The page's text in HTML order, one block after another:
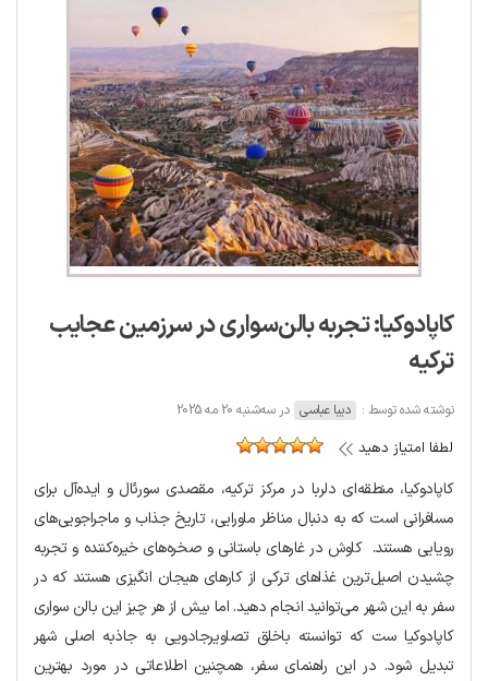
کاپادوکیا: تجربه بالن‌سواری در سرزمین عجایب
ترکیه
نوشته شده توسط : دیبا عباسی در سه‌شنبه 20 مه 2025
لطفا امتیاز دهید
کاپادوکیا، منطقه‌ای دلربا در مرکز ترکیه، مقصدی سورئال و ایده‌آل برای
مسافرانی است که به دنبال مناظر ماورایی، تاریخ جذاب و ماجراجویی‌های
رویایی هستند. کاوش در غارهای باستانی و صخره‌های خیره‌کننده و تجربه
چشیدن اصیل‌ترین غذاهای ترکی از کارهای هیجان انگیزی هستند که در
سفر به این شهر می‌توانید انجام دهید. اما بیش از هر چیز این بالن سواری
کاپادوکیا ست که توانسته باخلق تصاویرجادویی به جاذبه اصلی شهر
تبدیل شود. در این راهنمای سفر، همچنین اطلاعاتی در مورد بهترین